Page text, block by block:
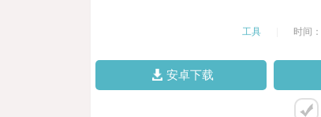
工具 时间
安卓下载